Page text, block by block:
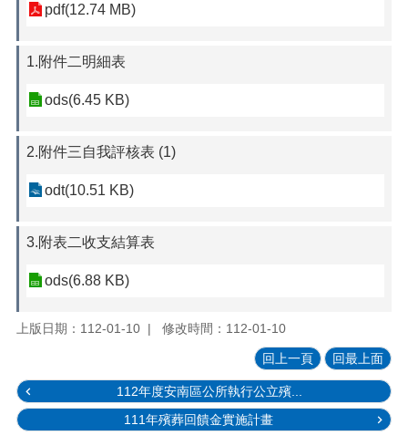
pdf(12.74 MB)
1.附件二明細表
ods(6.45 KB)
2.附件三自我評核表 (1)
odt(10.51 KB)
3.附表二收支結算表
ods(6.88 KB)
上版日期：112-01-10 修改時間：112-01-10
回上一頁 回最上面
112年度安南區公所執行公立殯...
111年殯葬回饋金實施計畫